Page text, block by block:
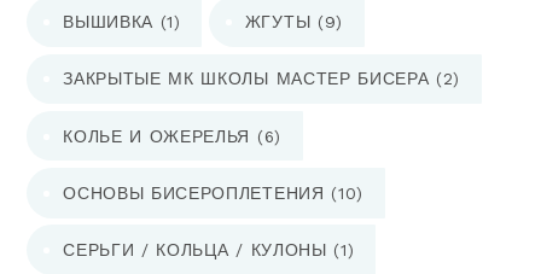
ВЫШИВКА (1) ЖГУТЫ (9)
ЗАКРЫТЫЕ МК ШКОЛЫ МАСТЕР БИСЕРА (2)
КОЛЬЕ И ОЖЕРЕЛЬЯ (6)
ОСНОВЫ БИСЕРОПЛЕТЕНИЯ (10)
СЕРЬГИ / КОЛЬЦА / КУЛОНЫ (1)